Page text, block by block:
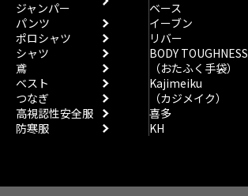
ジャンパー
パンツ
ポロシャツ
シャツ
鳶
ベスト
つなぎ
高視認性安全服
防寒服
ベース
イーブン
リバー
BODY TOUGHNESS
（おたふく手袋）
Kajimeiku
（カジメイク）
喜多
KH